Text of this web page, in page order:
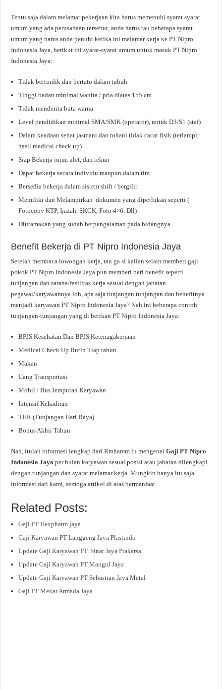
Tentu saja dalam melamar pekerjaan kita harus memenuhi syarat syarat
umum yang ada perusahaan tersebut, anda harus tau beberapa syarat
umum yang harus anda penuhi ketika ini melamar kerja ke PT Nipro
Indonesia Jaya, berikut ini syarat-syarat umum untuk masuk PT Nipro
Indonesia Jaya:
Tidak bertindik dan bertato dalam tubuh
Tinggi badan minimal wanita / pria diatas 155 cm
Tidak menderita buta warna
Level pendidikan minimal SMA/SMK (operator), untuk D3/S1 (staf)
Dalam keadaan sehat jasmani dan rohani tidak cacat fisik (terlampir
hasil medical check up)
Siap Bekerja jujur, ulet, dan tekun
Dapat bekerja secara individu maupun dalam tim
Bersedia bekerja dalam sistem shift / bergilir
Memiliki dan Melampirkan dokumen yang diperlukan seperti (
Fotocopy KTP, Ijazah, SKCK, Foto 4×6, Dll)
Diutamakan yang sudah berpengalaman pada bidangnya
Benefit Bekerja di PT Nipro Indonesia Jaya
Setelah membaca lowongan kerja, tau ga si kalian selain memberi gaji
pokok PT Nipro Indonesia Jaya pun memberi beri benefit seperti
tunjangan dan sarana/fasilitas kerja sesuai dengan jabatan
pegawai/karyawannya loh, apa saja tunjangan tunjangan dan benefitnya
menjadi karyawan PT Nipro Indonesia Jaya? Nah ini beberapa contoh
tunjangan-tunjangan yang di berikan PT Nipro Indonesia Jaya:
BPJS Kesehatan Dan BPJS Ketenagakerjaan
Medical Check Up Rutin Tiap tahun
Makan
Uang Transportasi
Mobil / Bus Jemputan Karyawan
Intensif Kehadiran
THR (Tunjangan Hari Raya)
Bonus Akhir Tahun
Nah, itulah informasi lengkap dari Rmhamm.lu mengenaiGaji PT Nipro
Indonesia Jayaper bulan karyawan sesuai posisi atau jabatan dilengkapi
dengan tunjangan dan syarat melamar kerja. Mungkin hanya itu saja
informasi dari kami, semoga artikel di atas bermanfaat.
Related Posts:
Gaji PT Hexpharm jaya
Gaji Karyawan PT Langgeng Jaya Plastindo
Update Gaji Karyawan PT. Sinar Jaya Prakarsa
Update Gaji Karyawan PT Mangul Jaya
Update Gaji Karyawan PT Sebastian Jaya Metal
Gaji PT Mekar Armada Jaya